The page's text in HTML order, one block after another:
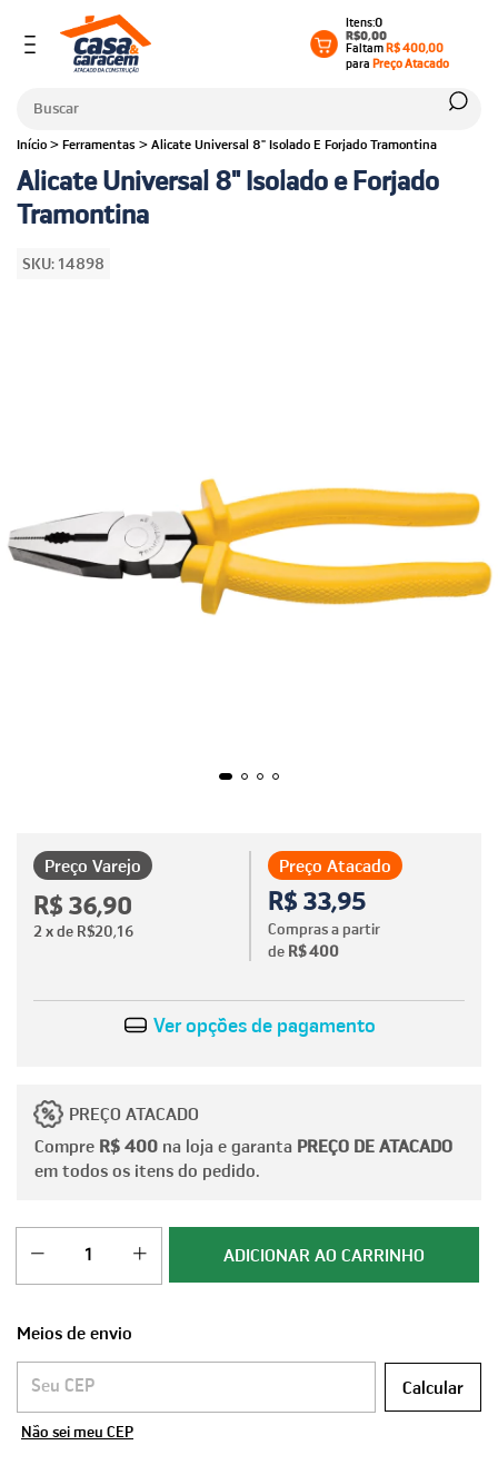
0
R$0,00
FaltamR$ 400,00
paraPreço Atacado
Início > Ferramentas > Alicate Universal 8" Isolado E Forjado Tramontina
Alicate Universal 8" Isolado e Forjado
Tramontina
SKU: 14898
Preço Atacado
R$ 33,95
Compras a partir
de R$ 400
Preço Varejo
R$ 36,90
2x de R$20,16
Ver opções de pagamento
PREÇO ATACADO
Compre R$ 400 na loja e garanta PREÇO DE ATACADO
em todos os itens do pedido.
Meios de envio
Entregas para o CEP:
Calcular
Não sei meu CEP